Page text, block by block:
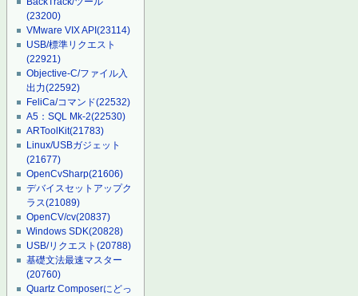
(23200)
VMware VIX API(23114)
USB/標準リクエスト
(22921)
Objective-C/ファイル入
出力(22592)
FeliCa/コマンド(22532)
A5：SQL Mk-2(22530)
ARToolKit(21783)
Linux/USBガジェット
(21677)
OpenCvSharp(21606)
デバイスセットアップク
ラス(21089)
OpenCV/cv(20837)
Windows SDK(20828)
USB/リクエスト(20788)
基礎文法最速マスター
(20760)
Quartz Composerにどっ